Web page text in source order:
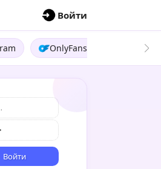
Войти
OnlyFans Boosty
Войти